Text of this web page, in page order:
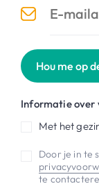
Hou me op
Informatie over
Met het
Door je in te
te